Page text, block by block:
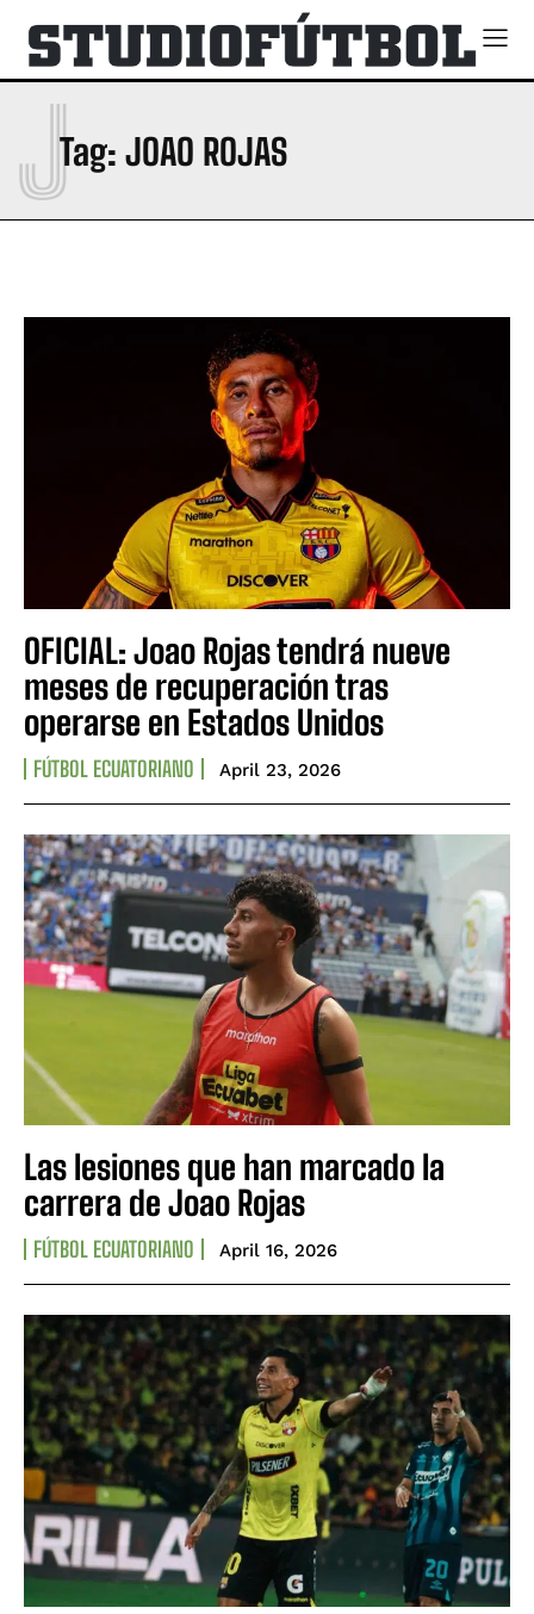
Tag: JOAO ROJAS
J
OFICIAL: Joao Rojas tendrá nueve
meses de recuperación tras
operarse en Estados Unidos
FÚTBOL ECUATORIANO April 23, 2026
Las lesiones que han marcado la
carrera de Joao Rojas
FÚTBOL ECUATORIANO April 16, 2026